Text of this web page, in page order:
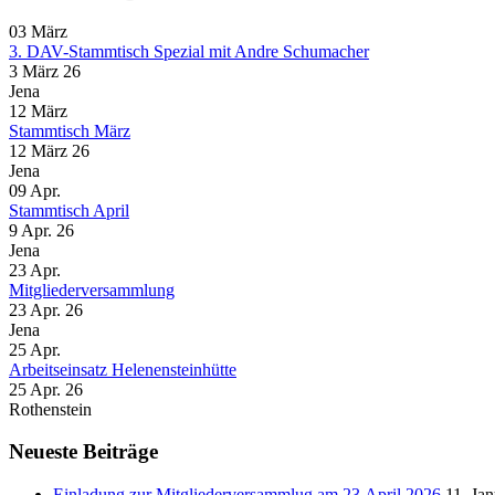
03 März
3. DAV-Stammtisch Spezial mit Andre Schumacher
3 März 26
Jena
12 März
Stammtisch März
12 März 26
Jena
09 Apr.
Stammtisch April
9 Apr. 26
Jena
23 Apr.
Mitgliederversammlung
23 Apr. 26
Jena
25 Apr.
Arbeitseinsatz Helenensteinhütte
25 Apr. 26
Rothenstein
Neueste Beiträge